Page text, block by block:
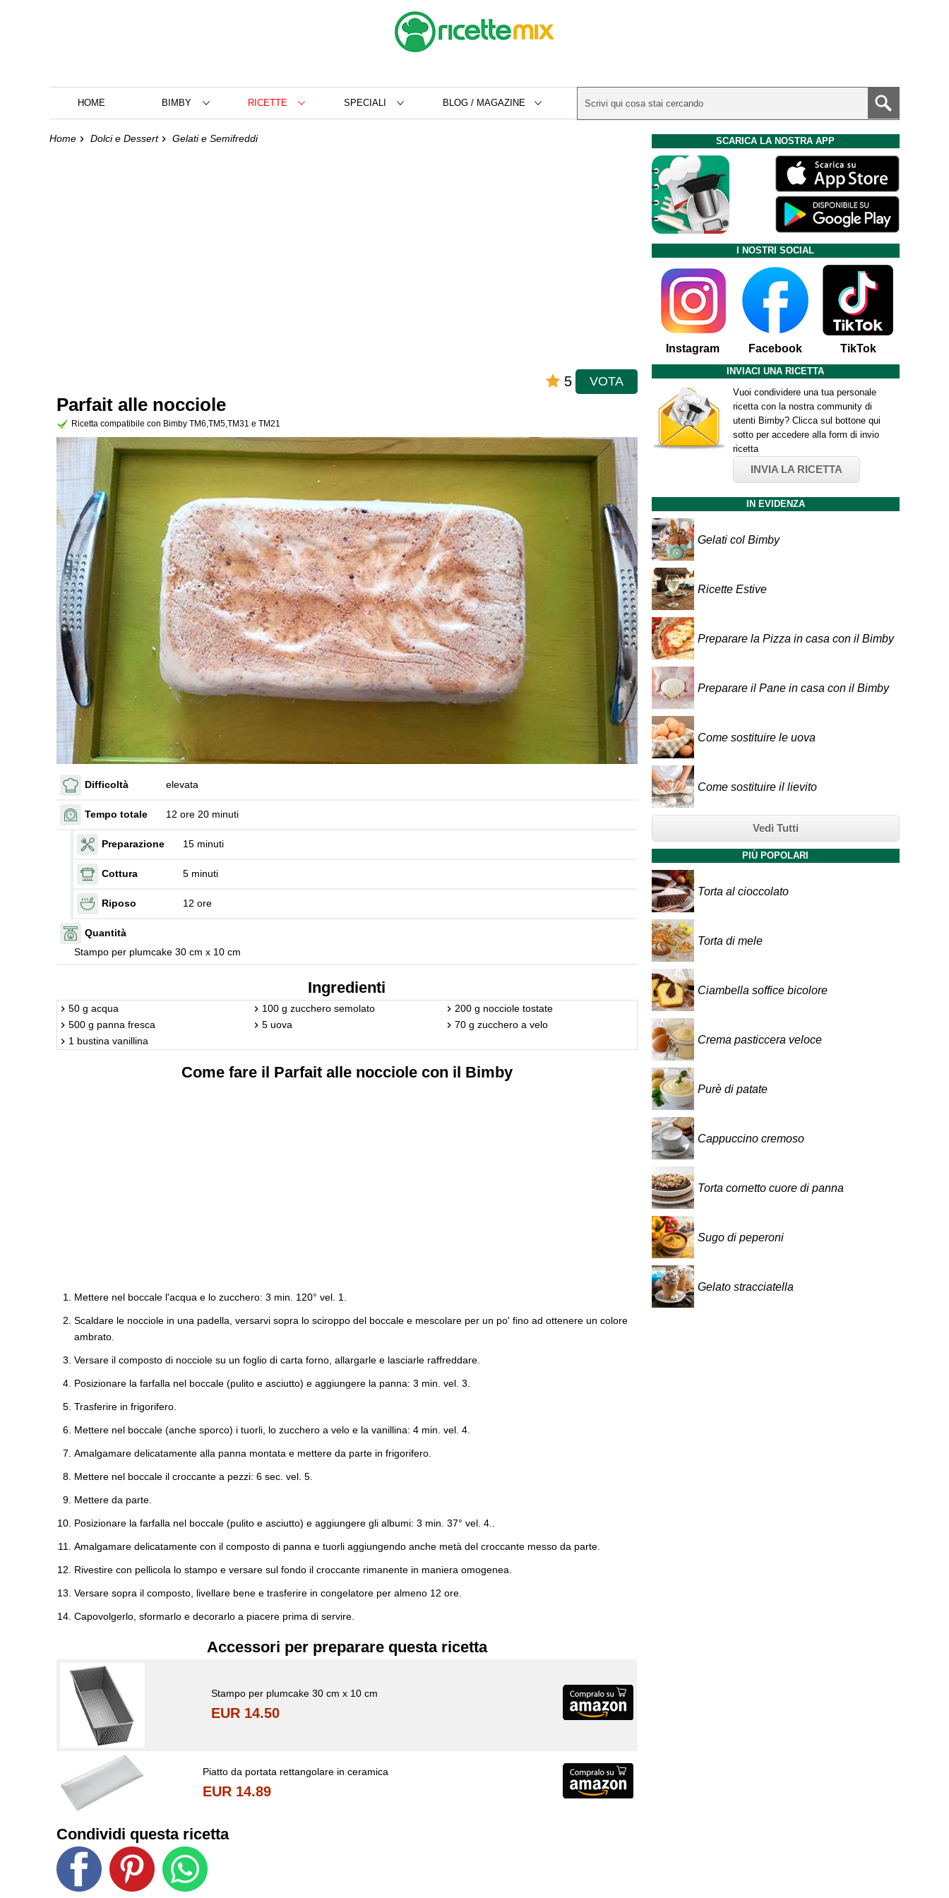
HOME BIMBY RICETTE SPECIALI BLOG / MAGAZINE
Home Dolci e Dessert Gelati e Semifreddi
5 VOTA
Parfait alle nocciole
Ricetta compatibile con Bimby TM6,TM5,TM31 e TM21
Difficoltà elevata
Tempo totale 12 ore 20 minuti
Preparazione 15 minuti
Cottura 5 minuti
Riposo 12 ore
Quantità
Stampo per plumcake 30 cm x 10 cm
Ingredienti
50 g acqua 100 g zucchero semolato
200 g nocciole tostate
500 g panna fresca
5 uova
70 g zucchero a velo
1 bustina vanillina
Come fare il Parfait alle nocciole con il Bimby
Mettere nel boccale l'acqua e lo zucchero: 3 min. 120° vel. 1.
Scaldare le nocciole in una padella, versarvi sopra lo sciroppo del boccale e mescolare per un po' fino ad ottenere un colore
ambrato.
Versare il composto di nocciole su un foglio di carta forno, allargarle e lasciarle raffreddare.
Posizionare la farfalla nel boccale (pulito e asciutto) e aggiungere la panna: 3 min. vel. 3.
Trasferire in frigorifero.
Mettere nel boccale (anche sporco) i tuorli, lo zucchero a velo e la vanillina: 4 min. vel. 4.
Amalgamare delicatamente alla panna montata e mettere da parte in frigorifero.
Mettere nel boccale il croccante a pezzi: 6 sec. vel. 5.
Mettere da parte.
Posizionare la farfalla nel boccale (pulito e asciutto) e aggiungere gli albumi: 3 min. 37° vel. 4..
Amalgamare delicatamente con il composto di panna e tuorli aggiungendo anche metà del croccante messo da parte.
Rivestire con pellicola lo stampo e versare sul fondo il croccante rimanente in maniera omogenea.
Versare sopra il composto, livellare bene e trasferire in congelatore per almeno 12 ore.
Capovolgerlo, sformarlo e decorarlo a piacere prima di servire.
Accessori per preparare questa ricetta
Stampo per plumcake 30 cm x 10 cm
EUR 14.50
Piatto da portata rettangolare in ceramica
EUR 14.89
Condividi questa ricetta
SCARICA LA NOSTRA APP
I NOSTRI SOCIAL
Instagram Facebook TikTok
INVIACI UNA RICETTA
Vuoi condividere una tua personale
ricetta con la nostra community di
utenti Bimby? Clicca sul bottone qui
sotto per accedere alla form di invio
ricetta
INVIA LA RICETTA
IN EVIDENZA
Gelati col Bimby
Ricette Estive
Preparare la Pizza in casa con il Bimby
Preparare il Pane in casa con il Bimby
Come sostituire le uova
Come sostituire il lievito
Vedi Tutti
PIÙ POPOLARI
Torta al cioccolato
Torta di mele
Ciambella soffice bicolore
Crema pasticcera veloce
Purè di patate
Cappuccino cremoso
Torta cornetto cuore di panna
Sugo di peperoni
Gelato stracciatella